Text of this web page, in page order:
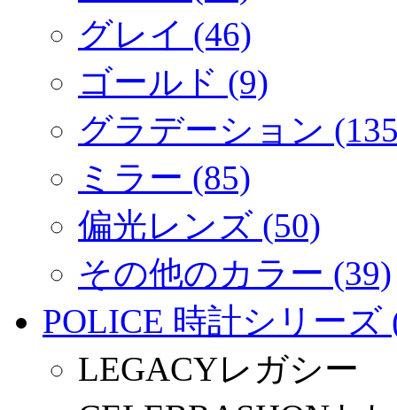
グレイ (46)
ゴールド (9)
グラデーション
ミラー (85)
偏光レンズ (50)
その他のカラー (39)
POLICE 時計シリーズ
LEGACYレガシー